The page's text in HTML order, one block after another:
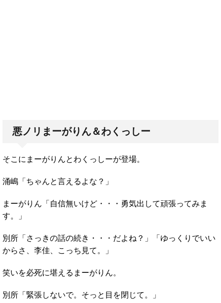
悪ノリまーがりん＆わくっしー
そこにまーがりんとわくっしーが登場。
涌嶋「ちゃんと言えるよな？」
まーがりん「自信無いけど・・・勇気出して頑張ってみま
す。」
別所「さっきの話の続き・・・だよね？」「ゆっくりでいい
からさ、李佳、こっち見て。」
笑いを必死に堪えるまーがりん。
別所「緊張しないで。そっと目を閉じて。」